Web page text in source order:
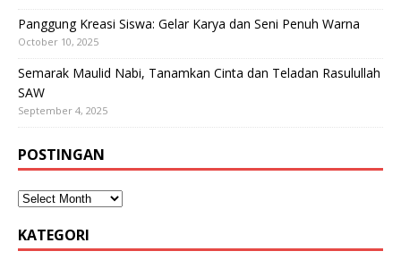
Panggung Kreasi Siswa: Gelar Karya dan Seni Penuh Warna
October 10, 2025
Semarak Maulid Nabi, Tanamkan Cinta dan Teladan Rasulullah
SAW
September 4, 2025
POSTINGAN
KATEGORI